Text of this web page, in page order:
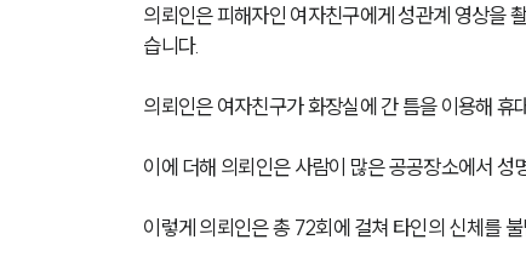
의뢰인은 피해자인 여자친구에게 성관계 영상을
습니다.
의뢰인은 여자친구가 화장실에 간 틈을 이용해
이에 더해 의뢰인은 사람이 많은 공공장소에서
이렇게 의뢰인은 총 72회에 걸쳐 타인의 신체를